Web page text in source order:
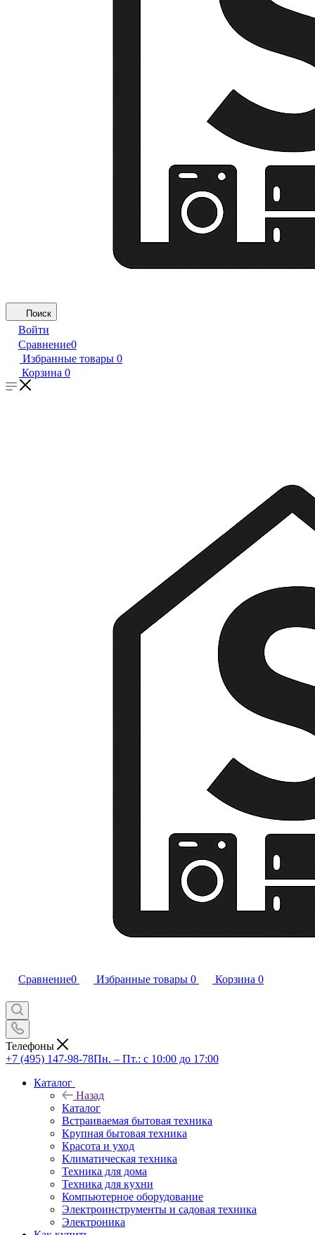
Поиск
Войти
Сравнение0
Избранные товары 0
Корзина 0
Сравнение0 Избранные товары 0 Корзина 0
Телефоны
+7 (495) 147-98-78Пн. – Пт.: с 10:00 до 17:00
Каталог
Назад
Каталог
Встраиваемая бытовая техника
Крупная бытовая техника
Красота и уход
Климатическая техника
Техника для дома
Техника для кухни
Компьютерное оборудование
Электроинструменты и садовая техника
Электроника